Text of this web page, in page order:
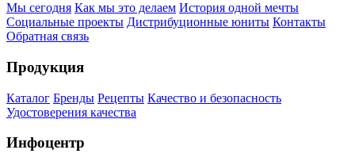
Мы сегодня Как мы это делаем История одной мечты
Социальные проекты Дистрибуционные юниты Контакты
Обратная связь
Продукция
Каталог Бренды Рецепты Качество и безопасность
Удостоверения качества
Инфоцентр